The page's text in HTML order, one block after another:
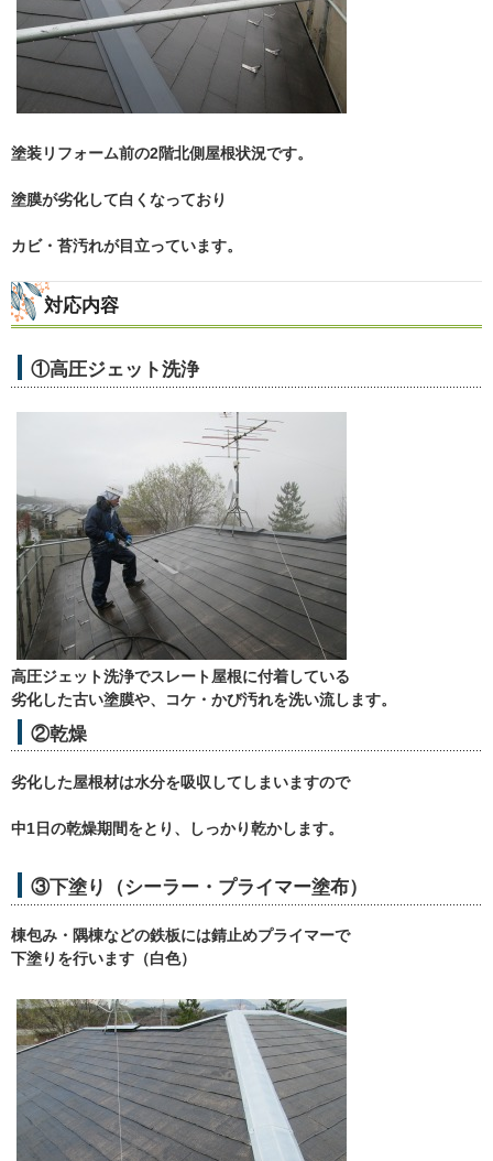
塗装リフォーム前の2階北側屋根状況です。
塗膜が劣化して白くなっており
カビ・苔汚れが目立っています。
対応内容
①高圧ジェット洗浄
高圧ジェット洗浄でスレート屋根に付着している
劣化した古い塗膜や、コケ・かび汚れを洗い流します。
②乾燥
劣化した屋根材は水分を吸収してしまいますので
中1日の乾燥期間をとり、しっかり乾かします。
③下塗り（シーラー・プライマー塗布）
棟包み・隅棟などの鉄板には錆止めプライマーで
下塗りを行います（白色）